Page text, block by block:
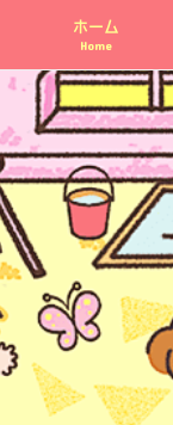
ホーム
Home